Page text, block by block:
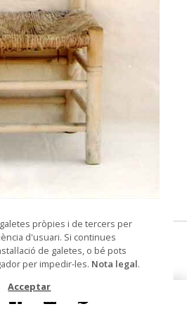
de l'Ebre
de boba
1980
pròpies i de tercers per
d'usuari. Si continues
de galetes, o bé pots
per impedir-les. Nota legal.
Acceptar